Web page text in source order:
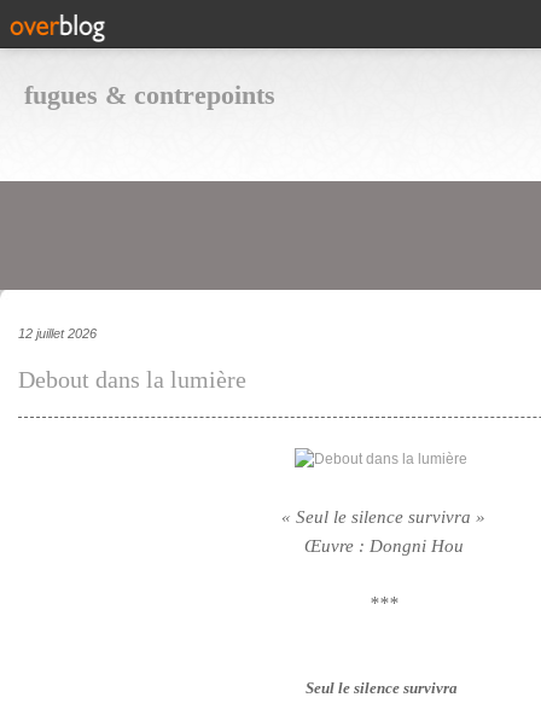
fugues & contrepoints
12 juillet 2026
Debout dans la lumière
« Seul le silence survivra »
Œuvre : Dongni Hou
***
Seul le silence survivra